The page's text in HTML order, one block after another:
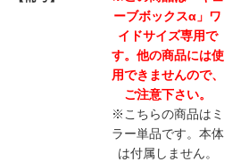
ーブボックスα」ワ
イドサイズ専用で
す。他の商品には使
用できませんので、
ご注意下さい。
※こちらの商品はミ
ラー単品です。本体
は付属しません。